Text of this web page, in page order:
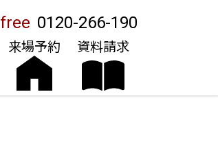
free 0120-266-190
来場予約 資料請求